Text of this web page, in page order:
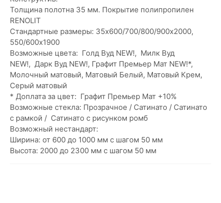
Толщина полотна 35 мм. Покрытие полипропилен
RENOLIT
Стандартные размеры: 35х600/700/800/900х2000,
550/600х1900
Возможные цвета: Голд Вуд NEW!, Милк Вуд
NEW!, Дарк Вуд NEW!, Графит Премьер Мат NEW!*,
Молочный матовый, Матовый Белый, Матовый Крем,
Серый матовый
* Доплата за цвет: Графит Премьер Мат +10%
Возможные стекла: Прозрачное / Сатинато / Сатинато
с рамкой / Сатинато с рисунком ромб
Возможный нестандарт:
Ширина: от 600 до 1000 мм с шагом 50 мм
Высота: 2000 до 2300 мм с шагом 50 мм